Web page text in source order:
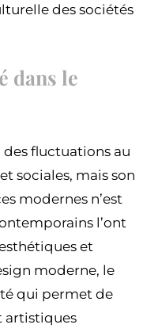
des sociétés
dans le
fluctuations au
sociales, mais son
modernes n’est
l’ont
et
moderne, le
qui permet de
artistiques